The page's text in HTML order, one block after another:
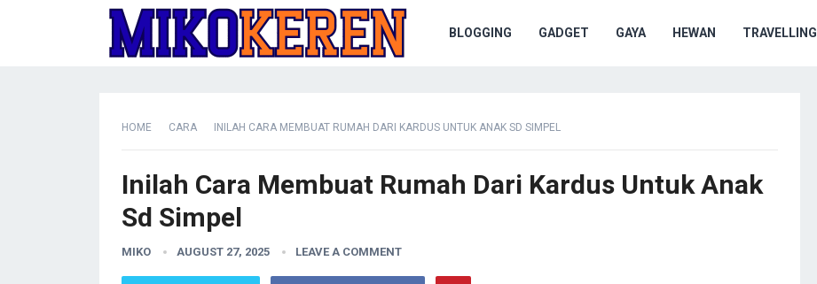
BLOGGING GADGET GAYA HEWAN TRAVELLING
HOME CARA INILAH CARA MEMBUAT RUMAH DARI KARDUS UNTUK ANAK SD SIMPEL
Inilah Cara Membuat Rumah Dari Kardus Untuk Anak
Sd Simpel
MIKO AUGUST 27, 2025 LEAVE A COMMENT